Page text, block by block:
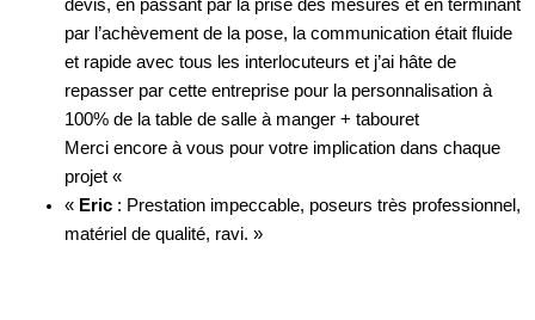
devis, en passant par la prise des mesures et en terminant
par l’achèvement de la pose, la communication était fluide
et rapide avec tous les interlocuteurs et j’ai hâte de
repasser par cette entreprise pour la personnalisation à
100% de la table de salle à manger + tabouret
Merci encore à vous pour votre implication dans chaque
projet «
« Eric: Prestation impeccable, poseurs très professionnel,
matériel de qualité, ravi. »